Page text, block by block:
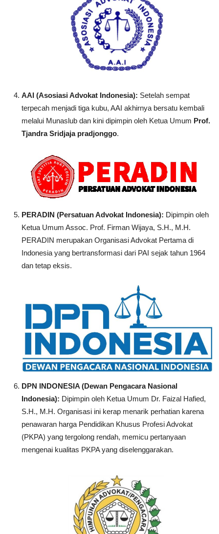
AAI (Asosiasi Advokat Indonesia): Setelah sempat
terpecah menjadi tiga kubu, AAI akhirnya bersatu kembali
melalui Munaslub dan kini dipimpin oleh Ketua Umum Prof.
Tjandra Sridjaja pradjonggo.
PERADIN (Persatuan Advokat Indonesia): Dipimpin oleh
Ketua Umum Assoc. Prof. Firman Wijaya, S.H., M.H.
PERADIN merupakan Organisasi Advokat Pertama di
Indonesia yang bertransformasi dari PAI sejak tahun 1964
dan tetap eksis.
DPN INDONESIA (Dewan Pengacara Nasional
Indonesia): Dipimpin oleh Ketua Umum Dr. Faizal Hafied,
S.H., M.H. Organisasi ini kerap menarik perhatian karena
penawaran harga Pendidikan Khusus Profesi Advokat
(PKPA) yang tergolong rendah, memicu pertanyaan
mengenai kualitas PKPA yang diselenggarakan.